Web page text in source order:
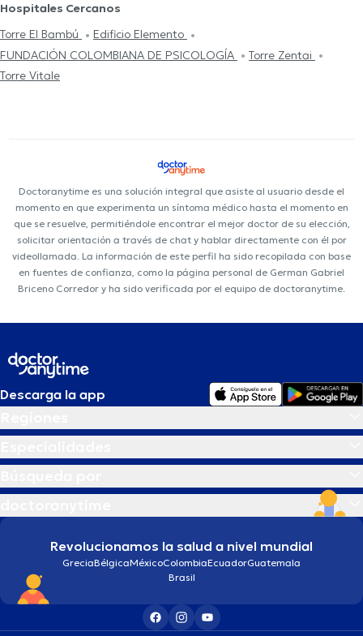
Hospitales Cercanos
Torre El Bambú
Edificio Elemento
FUNDACIÓN COLOMBIANA DE PSICOLOGÍA
Torre Zentai
Torre Vitale
Doctoranytime es una solución integral que asiste al usuario desde el
momento en que experimenta un síntoma médico hasta el momento en
que se resuelve, permitiéndole encontrar el mejor doctor de su elección,
solicitar orientación a través de chat y hablar directamente con él por
videollamada. La información de este perfil ha sido recopilada con base
en fuentes de confianza, como la página personal de German Gabriel
Briceno Corredor y ha sido verificada por el equipo de doctoranytime.
Descarga la app
Revolucionamos la salud a nivel mundial
GreciaBélgicaMéxicoColombiaEcuadorGuatemala
Brasil